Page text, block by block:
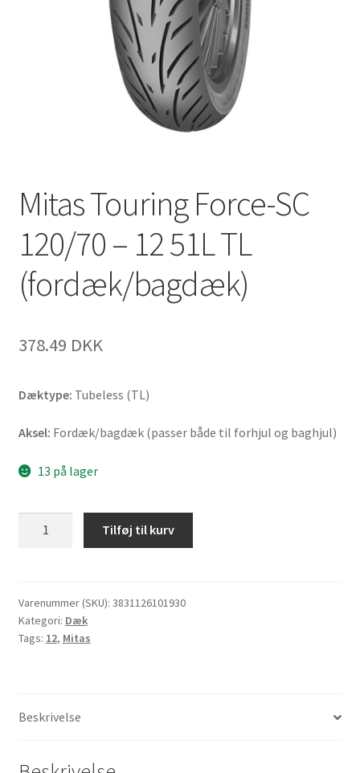
Mitas Touring Force-SC
120/70 – 12 51L TL
(fordæk/bagdæk)
378.49 DKK
Dæktype: Tubeless (TL)
Aksel: Fordæk/bagdæk (passer både til forhjul og baghjul)
13 på lager
120/70
-
12
antal
Tilføj til kurv
Varenummer (SKU): 3831126101930
Kategori: Dæk
Tags: 12, Mitas
Beskrivelse